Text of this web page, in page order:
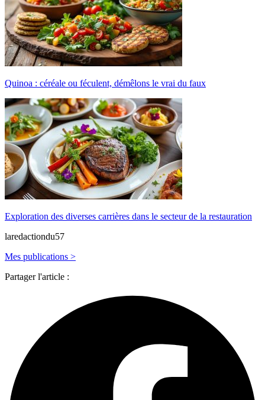
Quinoa : céréale ou féculent, démêlons le vrai du faux
Exploration des diverses carrières dans le secteur de la restauration
laredactiondu57
Mes publications >
Partager l'article :